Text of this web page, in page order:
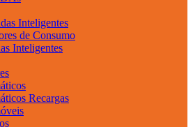
Inteligentes
de Consumo
Inteligentes
Recargas